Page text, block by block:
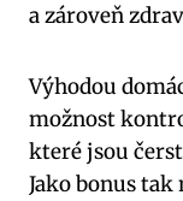
a zároveň
Výhodou
možnost
které jsou
Jako bonus